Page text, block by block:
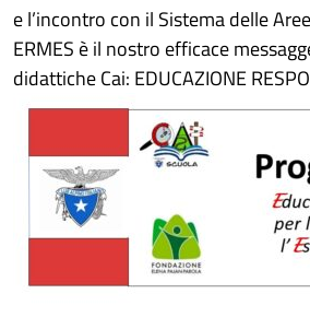
e l’incontro con il Sistema delle
ERMES è il nostro efficace
didattiche Cai: EDUCAZIONE